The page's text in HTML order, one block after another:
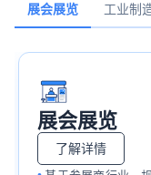
展会展览 工业制
展会展览
了解详情